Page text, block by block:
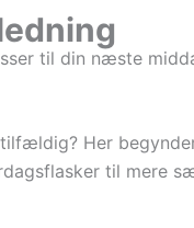
til din næste
Her
til mere